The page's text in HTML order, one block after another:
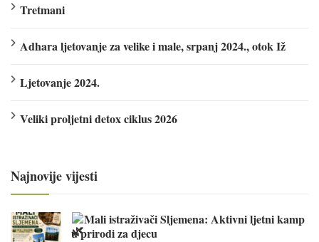
Tretmani
Adhara ljetovanje za velike i male, srpanj 2024., otok Iž
Ljetovanje 2024.
Veliki proljetni detox ciklus 2026
Najnovije vijesti
Mali istraživači Sljemena: Aktivni ljetni kamp
u prirodi za djecu